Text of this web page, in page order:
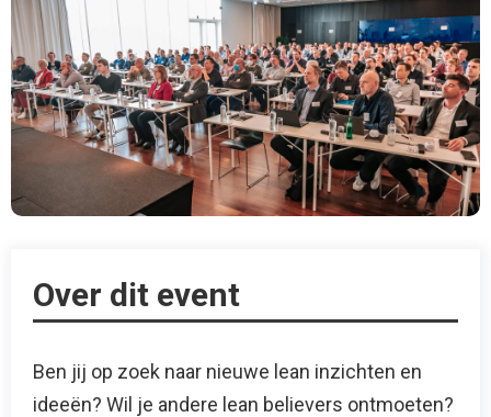
Over dit event
Ben jij op zoek naar nieuwe lean inzichten en
ideeën? Wil je andere lean believers ontmoeten?